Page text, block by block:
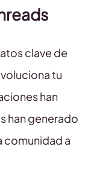
clave de
tu
han
han generado
comunidad a